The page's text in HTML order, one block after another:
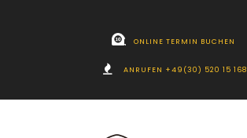
ONLINE TERMIN BUCHEN
ANRUFEN +49(30) 520 15 168